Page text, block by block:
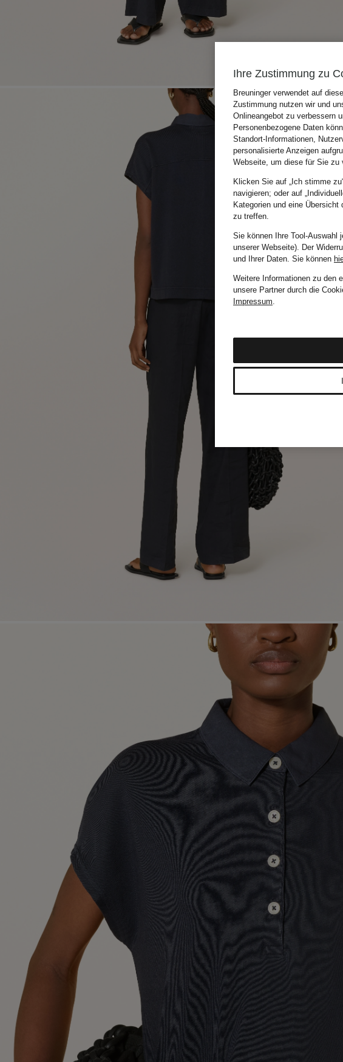
Ihre Zustimmung zu
Breuninger verwendet auf
Zustimmung nutzen wir und
Onlineangebot zu verbessern
Personenbezogene Daten
Standort-Informationen,
personalisierte Anzeigen
Webseite, um diese für Sie zu
Klicken Sie auf „Ich stimme
navigieren; oder auf
Kategorien und eine
zu treffen.
Sie können Ihre Tool-Auswahl
unserer Webseite). Der
und Ihrer Daten. Sie können
Weitere Informationen zu den
unsere Partner durch die
Impressum.